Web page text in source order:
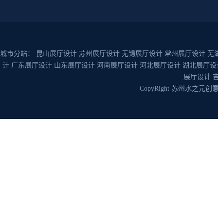
城市分站： 昆山展厅设计 苏州展厅设计 无锡展厅设计 常州展厅设计 芜
计 广东展厅设计 山东展厅设计 河南展厅设计 河北展厅设计 湖北展厅设
展厅设计
CopyRight 苏州水之元创